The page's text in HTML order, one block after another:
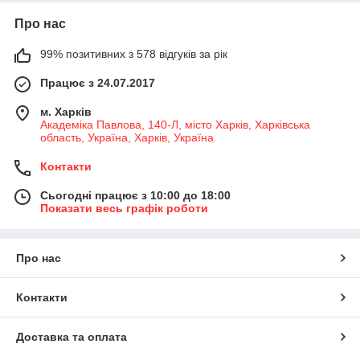
Про нас
99% позитивних з 578 відгуків за рік
Працює з 24.07.2017
м. Харків
Академіка Павлова, 140-Л, місто Харків, Харківська
область, Україна, Харків, Україна
Контакти
Сьогодні працює з 10:00 до 18:00
Показати весь графік роботи
Про нас
Контакти
Доставка та оплата